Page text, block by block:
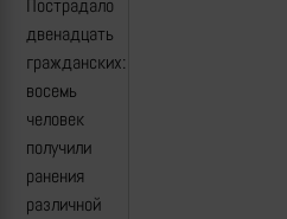
Пострадало
двенадцать
гражданских:
восемь
человек
получили
ранения
различной